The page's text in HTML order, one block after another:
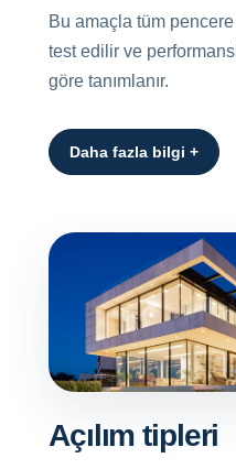
Bu amaçla tüm
test edilir ve
göre tanımlanır.
Daha fazla bilgi +
Açılım tipleri